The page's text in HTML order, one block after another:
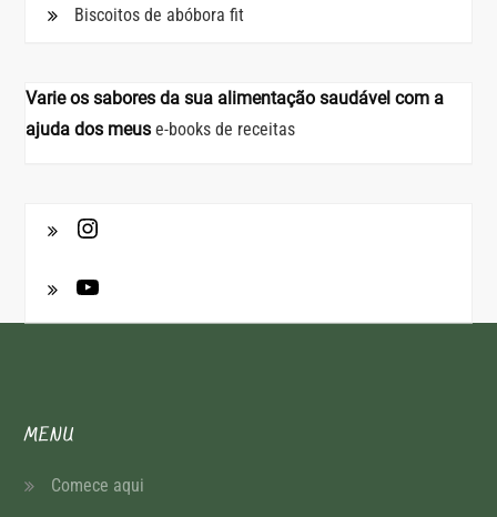
Biscoitos de abóbora fit
Varie os sabores da sua alimentação saudável com a
ajuda dos meus e-books de receitas
MENU
Comece aqui